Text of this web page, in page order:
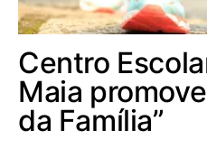
Centro
Maia
da Família”